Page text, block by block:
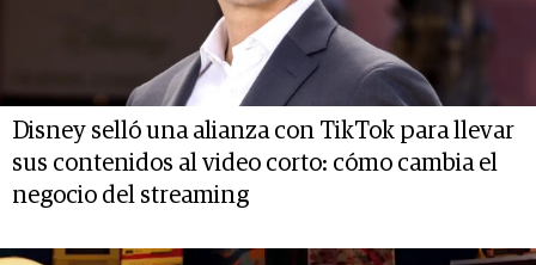
Disney selló una alianza con TikTok para llevar
sus contenidos al video corto: cómo cambia el
negocio del streaming